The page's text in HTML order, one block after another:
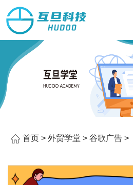
首页 > 外贸学堂 > 谷歌广告 >